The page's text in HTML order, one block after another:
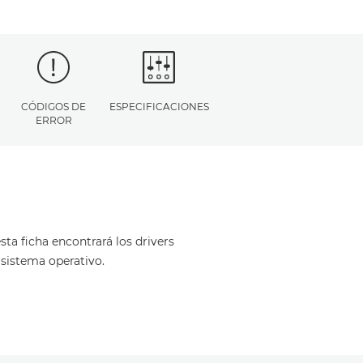
CÓDIGOS DE
ERROR
ESPECIFICACIONES
ficha encontrará los drivers
operativo.